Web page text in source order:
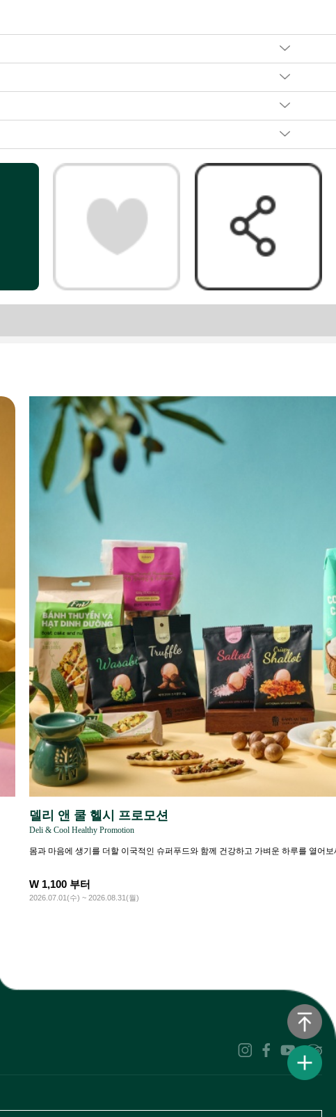
델리 앤 쿨 헬시 프로모션
Deli & Cool Healthy Promotion
몸과 마음에 생기를 더할 이국적인 슈퍼푸드와 함께 건강하고 가벼운 하루를 열어보
W 1,100 부터
2026.07.01(수) ~ 2026.08.31(월)